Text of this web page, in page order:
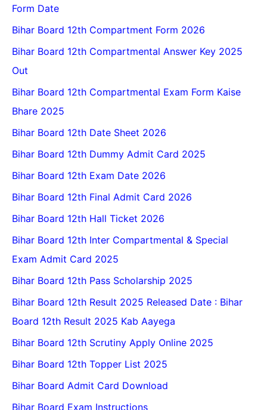
Form Date
Bihar Board 12th Compartment Form 2026
Bihar Board 12th Compartmental Answer Key 2025
Out
Bihar Board 12th Compartmental Exam Form Kaise
Bhare 2025
Bihar Board 12th Date Sheet 2026
Bihar Board 12th Dummy Admit Card 2025
Bihar Board 12th Exam Date 2026
Bihar Board 12th Final Admit Card 2026
Bihar Board 12th Hall Ticket 2026
Bihar Board 12th Inter Compartmental & Special
Exam Admit Card 2025
Bihar Board 12th Pass Scholarship 2025
Bihar Board 12th Result 2025 Released Date : Bihar
Board 12th Result 2025 Kab Aayega
Bihar Board 12th Scrutiny Apply Online 2025
Bihar Board 12th Topper List 2025
Bihar Board Admit Card Download
Bihar Board Exam Instructions